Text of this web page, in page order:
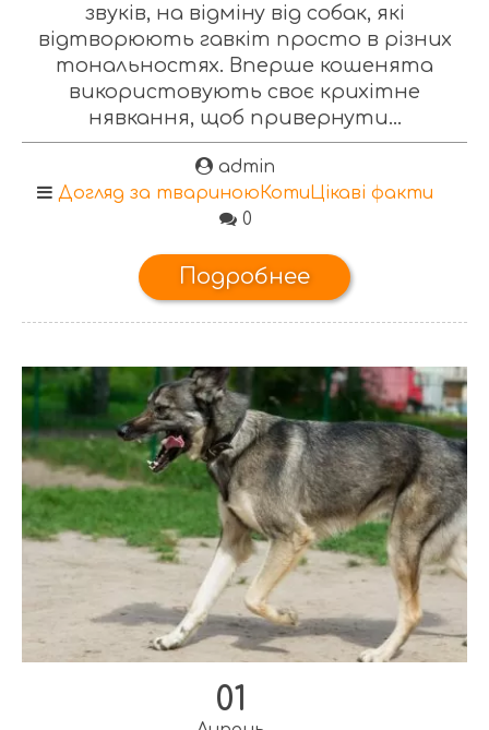
звуків, на відміну від собак, які
відтворюють гавкіт просто в різних
тональностях. Вперше кошенята
використовують своє крихітне
нявкання, щоб привернути...
admin
Догляд за твариноюКоти Цікаві факти
0
Подробнее
01